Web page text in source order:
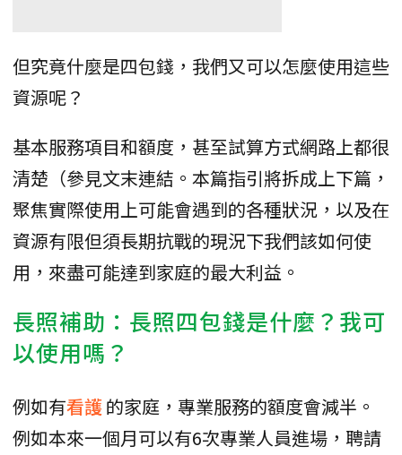
但究竟什麼是四包錢，我們又可以怎麼使用這些
資源呢？
基本服務項目和額度，甚至試算方式網路上都很
清楚（參見文末連結。本篇指引將拆成上下篇，
聚焦實際使用上可能會遇到的各種狀況，以及在
資源有限但須長期抗戰的現況下我們該如何使
用，來盡可能達到家庭的最大利益。
長照補助：長照四包錢是什麼？我可
以使用嗎？
例如有看護的家庭，專業服務的額度會減半。
例如本來一個月可以有6次專業人員進場，聘請